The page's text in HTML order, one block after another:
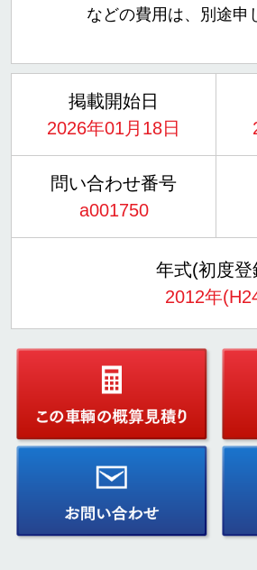
などの費用は、別途申
掲載開始日
2026年01月18日
問い合わせ番号
a001750
年式(初度登
2012年